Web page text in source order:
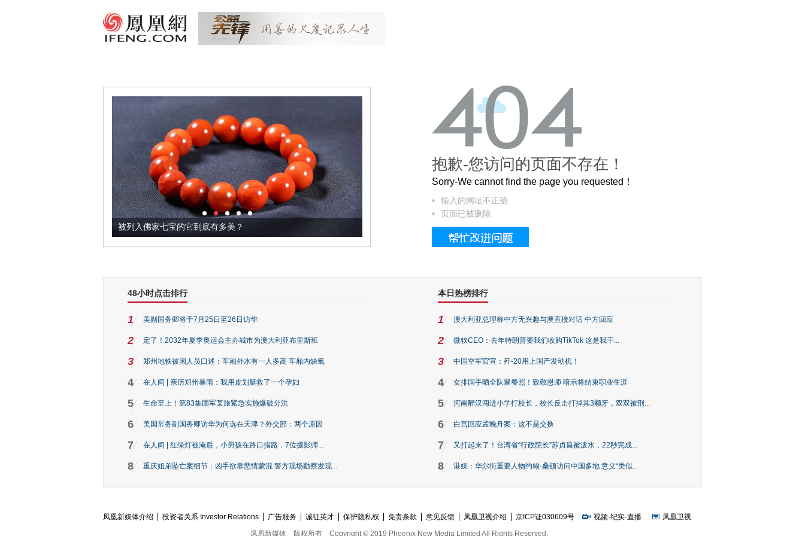
被列入佛家七宝的它到底有多美？ 这个3.2米的长卷，还原了600岁的紫禁城
抱歉-您访问的页面不存在！
Sorry-We cannot find the page you requested！
输入的网址不正确
页面已被删除
48小时点击排行
1 美副国务卿将于7月25日至26日访华
2 定了！2032年夏季奥运会主办城市为澳大利亚布里斯班
3 郑州地铁被困人员口述：车厢外水有一人多高 车厢内缺氧
4 在人间 | 亲历郑州暴雨：我用皮划艇救了一个孕妇
5 生命至上！第83集团军某旅紧急实施爆破分洪
6 美国常务副国务卿访华为何选在天津？外交部：两个原因
7 在人间 | 红绿灯被淹后，小男孩在路口指路，7位摄影师...
8 重庆姐弟坠亡案细节：凶手欲靠悲情蒙混 警方现场勘察发现...
本日热榜排行
1 澳大利亚总理称中方无兴趣与澳直接对话 中方回应
2 微软CEO：去年特朗普要我们收购TikTok 这是我干...
3 中国空军官宣：歼-20用上国产发动机！
4 女排国手晒全队聚餐照！致敬恩师 暗示将结束职业生涯
5 河南醉汉闯进小学打校长，校长反击打掉其3颗牙，双双被刑...
6 白宫回应孟晚舟案：这不是交换
7 又打起来了！台湾省“行政院长”苏贞昌被泼水，22秒完成...
8 港媒：华尔街重要人物约翰·桑顿访问中国多地 意义“类似...
凤凰新媒体介绍 投资者关系 Investor Relations 广告服务 诚征英才 保护隐私权 免责条款 意见反馈 凤凰卫视介绍 京ICP证030609号 视频·纪实·直播
凤凰卫视
凤凰新媒体
版权所有 Copyright © 2019 Phoenix New Media Limited All Rights Reserved.